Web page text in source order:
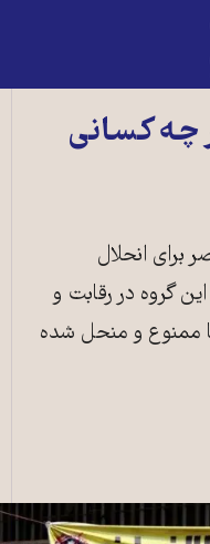
چه کسانی
برای انحلال
گروه در رقابت و
ممنوع و منحل شده